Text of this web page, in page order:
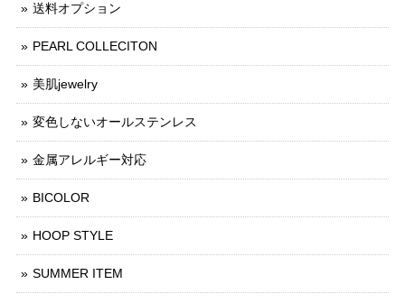
送料オプション
PEARL COLLECITON
美肌jewelry
変色しないオールステンレス
金属アレルギー対応
BICOLOR
HOOP STYLE
SUMMER ITEM